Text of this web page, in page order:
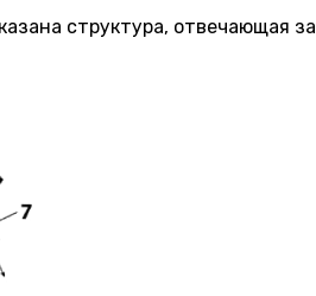
структура, отвечающая за